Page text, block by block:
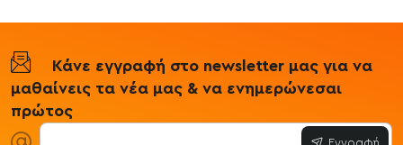
Κάνε εγγραφή στο newsletter μας για να
μαθαίνεις τα νέα μας & να ενημερώνεσαι
πρώτος
Εγγραφή